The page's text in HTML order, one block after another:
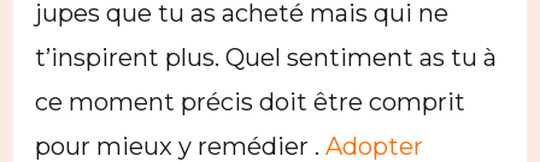
jupes que tu as acheté mais qui ne
t’inspirent plus. Quel sentiment as tu à
ce moment précis doit être comprit
pour mieux y remédier . Adopter